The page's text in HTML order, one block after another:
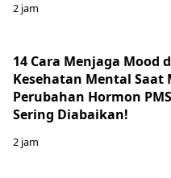
2 jam
14 Cara Menjaga Mood
Kesehatan Mental Saat
Perubahan Hormon
Sering Diabaikan!
2 jam